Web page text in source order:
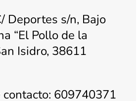
Deportes s/n, Bajo
“El Pollo de la
Isidro, 38611
contacto: 609740371